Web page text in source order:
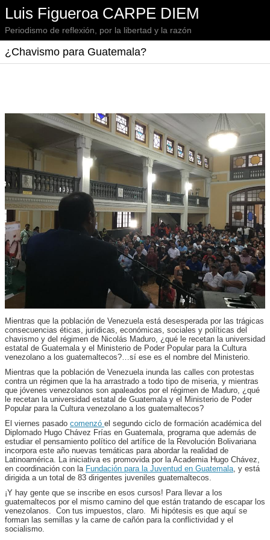
Luis Figueroa CARPE DIEM
Periodismo de reflexión, por la libertad y la razón
¿Chavismo para Guatemala?
Mientras que la población de Venezuela está desesperada por las trágicas
consecuencias éticas, jurídicas, económicas, sociales y políticas del
chavismo y del régimen de Nicolás Maduro, ¿qué le recetan la universidad
estatal de Guatemala y el Ministerio de Poder Popular para la Cultura
venezolano a los guatemaltecos?…sí ese es el nombre del Ministerio.
Mientras que la población de Venezuela inunda las calles con protestas
contra un régimen que la ha arrastrado a todo tipo de miseria, y mientras
que jóvenes venezolanos son apaleados por el régimen de Maduro, ¿qué
le recetan la universidad estatal de Guatemala y el Ministerio de Poder
Popular para la Cultura venezolano a los guatemaltecos?
El viernes pasado comenzó el segundo ciclo de formación académica del
Diplomado Hugo Chávez Frías en Guatemala, programa que además de
estudiar el pensamiento político del artífice de la Revolución Bolivariana
incorpora este año nuevas temáticas para abordar la realidad de
Latinoamérica. La iniciativa es promovida por la Academia Hugo Chávez,
en coordinación con la Fundación para la Juventud en Guatemala, y está
dirigida a un total de 83 dirigentes juveniles guatemaltecos.
¡Y hay gente que se inscribe en esos cursos! Para llevar a los
guatemaltecos por el mismo camino del que están tratando de escapar los
venezolanos. Con tus impuestos, claro. Mi hipótesis es que aquí se
forman las semillas y la carne de cañón para la conflictividad y el
socialismo.